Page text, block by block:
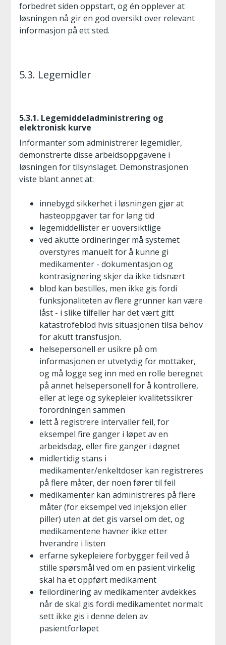
forbedret siden oppstart, og én opplever at
løsningen nå gir en god oversikt over relevant
informasjon på ett sted.
5.3. Legemidler
5.3.1. Legemiddeladministrering og
elektronisk kurve
Informanter som administrerer legemidler,
demonstrerte disse arbeidsoppgavene i
løsningen for tilsynslaget. Demonstrasjonen
viste blant annet at:
innebygd sikkerhet i løsningen gjør at
hasteoppgaver tar for lang tid
legemiddellister er uoversiktlige
ved akutte ordineringer må systemet
overstyres manuelt for å kunne gi
medikamenter - dokumentasjon og
kontrasignering skjer da ikke tidsnært
blod kan bestilles, men ikke gis fordi
funksjonaliteten av flere grunner kan være
låst - i slike tilfeller har det vært gitt
katastrofeblod hvis situasjonen tilsa behov
for akutt transfusjon.
helsepersonell er usikre på om
informasjonen er utvetydig for mottaker,
og må logge seg inn med en rolle beregnet
på annet helsepersonell for å kontrollere,
eller at lege og sykepleier kvalitetssikrer
forordningen sammen
lett å registrere intervaller feil, for
eksempel fire ganger i løpet av en
arbeidsdag, eller fire ganger i døgnet
midlertidig stans i
medikamenter/enkeltdoser kan registreres
på flere måter, der noen fører til feil
medikamenter kan administreres på flere
måter (for eksempel ved injeksjon eller
piller) uten at det gis varsel om det, og
medikamentene havner ikke etter
hverandre i listen
erfarne sykepleiere forbygger feil ved å
stille spørsmål ved om en pasient virkelig
skal ha et oppført medikament
feilordinering av medikamenter avdekkes
når de skal gis fordi medikamentet normalt
sett ikke gis i denne delen av
pasientforløpet